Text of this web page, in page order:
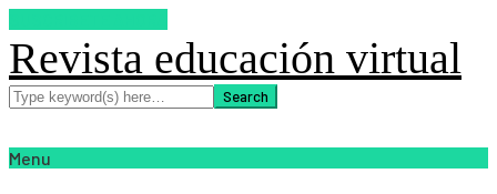
Revista educación virtual
Menu